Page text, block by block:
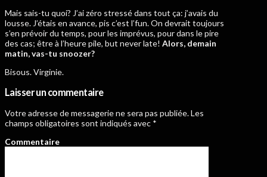
Mais sais-tu quoi? J’ai zéro stressé dans tout ça: j’avais du
lousse. J’étais en avance, pis c’est l’fun. On devrait toujours
s’en prévoir du temps, pour les imprévus, pour dans le pire
des cas; être à l’heure pile, but never late! Alors, demain
matin, vas-tu snoozer?
Bisous. Virginie.
Laisser un commentaire
Votre adresse de messagerie ne sera pas publiée.Les
champs obligatoires sont indiqués avec *
Commentaire